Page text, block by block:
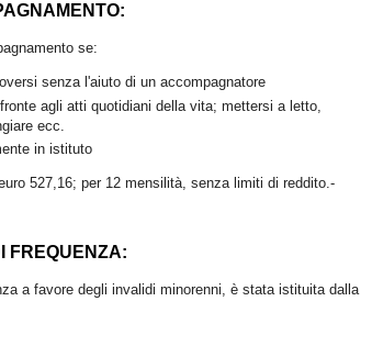
se:
senza l'aiuto di un accompagnatore
agli atti quotidiani della vita; mettersi a letto,
ecc.
in istituto
527,16; per 12 mensilità, senza limiti di reddito.-
FREQUENZA:
a favore degli invalidi minorenni, è stata istituita dalla